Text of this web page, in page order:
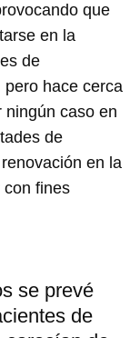
que
en la
de
hace cerca
ningún caso en
de
en la
con fines
se prevé
de